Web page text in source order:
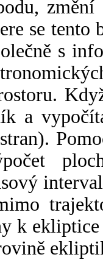
se tento
s
a
k